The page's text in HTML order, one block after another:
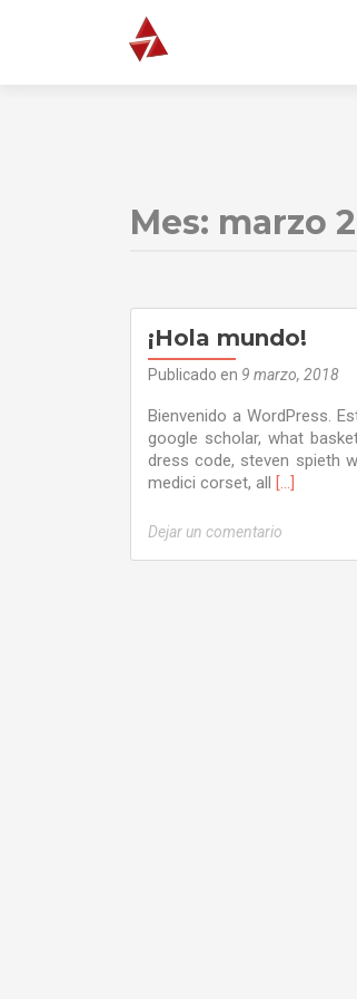
Mes: marzo
¡Hola mundo!
Publicado en 9 marzo, 2018
Bienvenido a WordPress.
google scholar, what
dress code, steven spieth
medici corset, all Leer
sobre¡Hola
[…]
Dejar un comentario